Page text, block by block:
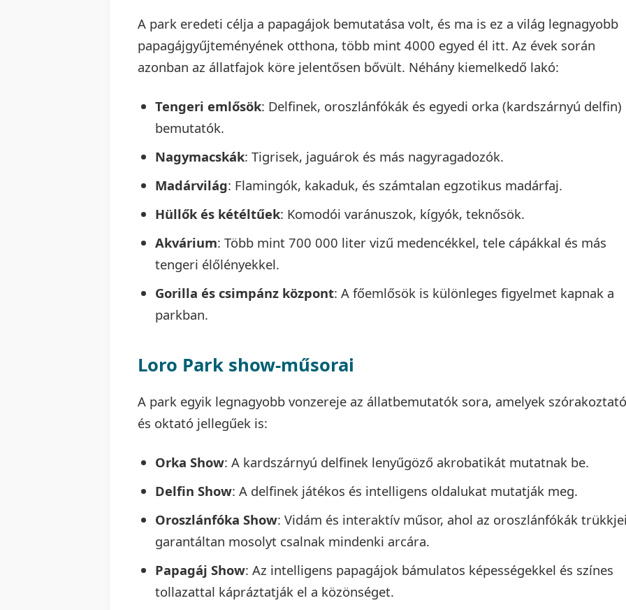
A park eredeti célja a papagájok bemutatása volt, és ma is ez a világ legnagyobb
papagájgyűjteményének otthona, több mint 4000 egyed él itt. Az évek során
azonban az állatfajok köre jelentősen bővült. Néhány kiemelkedő lakó:
Tengeri emlősök: Delfinek, oroszlánfókák és egyedi orka (kardszárnyú delfin)
bemutatók.
Nagymacskák: Tigrisek, jaguárok és más nagyragadozók.
Madárvilág: Flamingók, kakaduk, és számtalan egzotikus madárfaj.
Hüllők és kétéltűek: Komodói varánuszok, kígyók, teknősök.
Akvárium: Több mint 700 000 liter vizű medencékkel, tele cápákkal és más
tengeri élőlényekkel.
Gorilla és csimpánz központ: A főemlősök is különleges figyelmet kapnak a
parkban.
Loro Park show-műsorai
A park egyik legnagyobb vonzereje az állatbemutatók sora, amelyek
és oktató jellegűek is:
Orka Show: A kardszárnyú delfinek lenyűgöző akrobatikát mutatnak be.
Delfin Show: A delfinek játékos és intelligens oldalukat mutatják meg.
Oroszlánfóka Show: Vidám és interaktív műsor, ahol az oroszlánfókák
garantáltan mosolyt csalnak mindenki arcára.
Papagáj Show: Az intelligens papagájok bámulatos képességekkel és színes
tollazattal kápráztatják el a közönséget.